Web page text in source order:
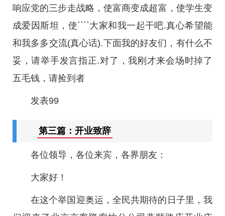
响应党的三步走战略，使富商变成超富，使学生变
成爱因斯坦，使````大家和我一起干吧.真心希望能
和我多多交流(真心话).下面我的好友们，有什么不
妥，请举手发言指正.对了，我刚才来会场时掉了
五毛钱，请捡到者
发表99
第三篇：开业致辞
各位领导，各位来宾，各界朋友：
大家好！
在这个举国迎奥运，全民共期待的日子里，我